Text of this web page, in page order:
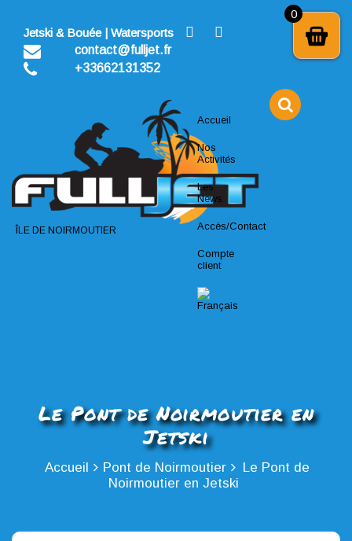
contentJetski & Bouée | Watersports
contact@fulljet.fr
+33662131352
ÎLE DE NOIRMOUTIER
Accueil
Nos
Activités
Les
News
Accès/Contact
Compte
client
Le Pont de Noirmoutier en
Jetski
Accueil Pont de Noirmoutier
Le Pont de
Noirmoutier en Jetski
0